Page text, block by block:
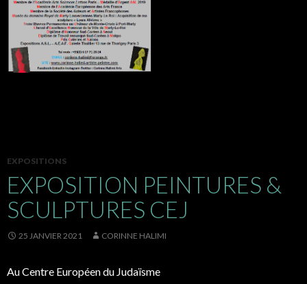
EXPOSITIONS
EXPOSITION PEINTURES &
SCULPTURES CEJ
25 JANVIER 2021 CORINNE HALIMI
Au Centre Européen du Judaïsme